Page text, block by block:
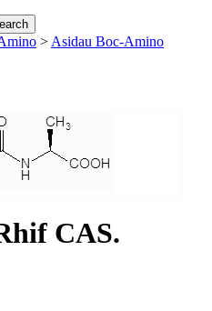
> Asidau Boc-Amino
CAS.